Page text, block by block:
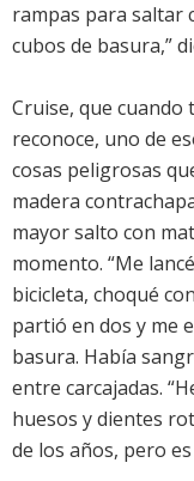
rampas para saltar
cubos de basura,”
Cruise, que cuando
reconoce, uno de
cosas peligrosas
madera
mayor salto con
momento. “Me
bicicleta, choqué
partió en dos y me
basura. Había
entre carcajadas.
huesos y dientes
de los años, pero